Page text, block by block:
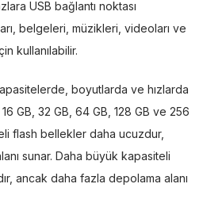
USB bağlantı noktası
belgeleri, müzikleri, videoları ve
kullanılabilir.
boyutlarda ve hızlarda
GB, 32 GB, 64 GB, 128 GB ve 256
flash bellekler daha ucuzdur,
sunar. Daha büyük kapasiteli
ancak daha fazla depolama alanı